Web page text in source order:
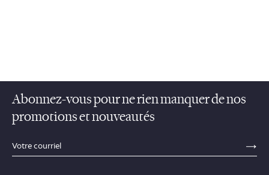
Abonnez-vous pour ne rien manquer de nos
promotions et nouveautés
sections.footer.email_field_ada_label